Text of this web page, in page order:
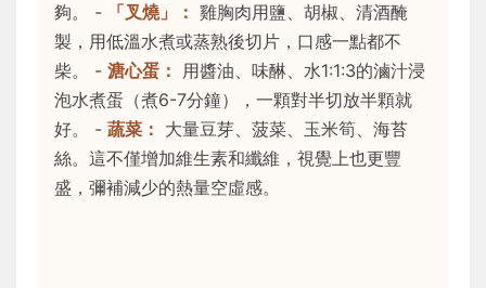
夠。 -
「叉燒」： 雞胸肉用鹽、胡椒、清酒醃
製，用低溫水煮或蒸熟後切片，口感一點都不
柴。 - 溏心蛋： 用醬油、味醂、水1:1:3的滷汁浸
泡水煮蛋（煮6-7分鐘），一顆對半切放半顆就
好。 - 蔬菜： 大量豆芽、菠菜、玉米筍、海苔
絲。這不僅增加維生素和纖維，視覺上也更豐
盛，彌補減少的熱量空虛感。